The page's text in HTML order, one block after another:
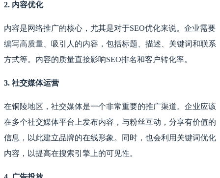
2. 内容优化
内容是网络推广的核心，尤其是对于SEO优化来说。企业需要
编写高质量、吸引人的内容，包括标题、描述、关键词和联系
方式等。内容的质量直接影响SEO排名和客户转化率。
3. 社交媒体运营
在铜陵地区，社交媒体是一个非常重要的推广渠道。企业应该
在多个社交媒体平台上发布内容，与粉丝互动，分享有价值的
信息，以此建立品牌的在线形象。同时，也会利用关键词优化
内容，以提高在搜索引擎上的可见性。